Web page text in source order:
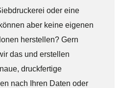
oder eine
aber keine eigenen
herstellen? Gern
das und erstellen
druckfertige
nach Ihren Daten oder